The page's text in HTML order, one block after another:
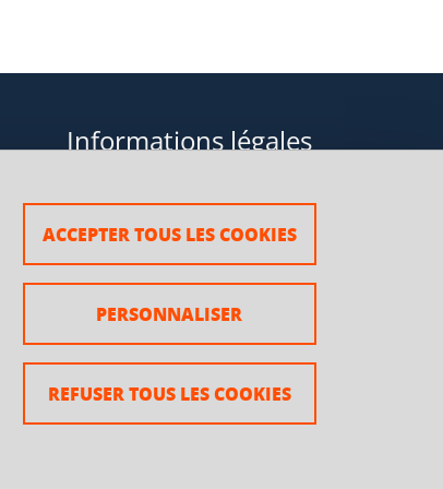
ACCEPTER TOUS LES COOKIES
REFUSER TOUS LES COOKIES
PERSONNALISER
Informations légales
Plan du site
Mentions légales
Crédits
Accessibilité : non conforme